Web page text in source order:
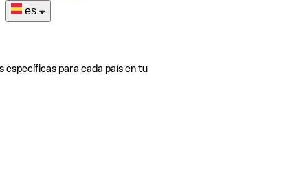
es
específicas para cada país en tu